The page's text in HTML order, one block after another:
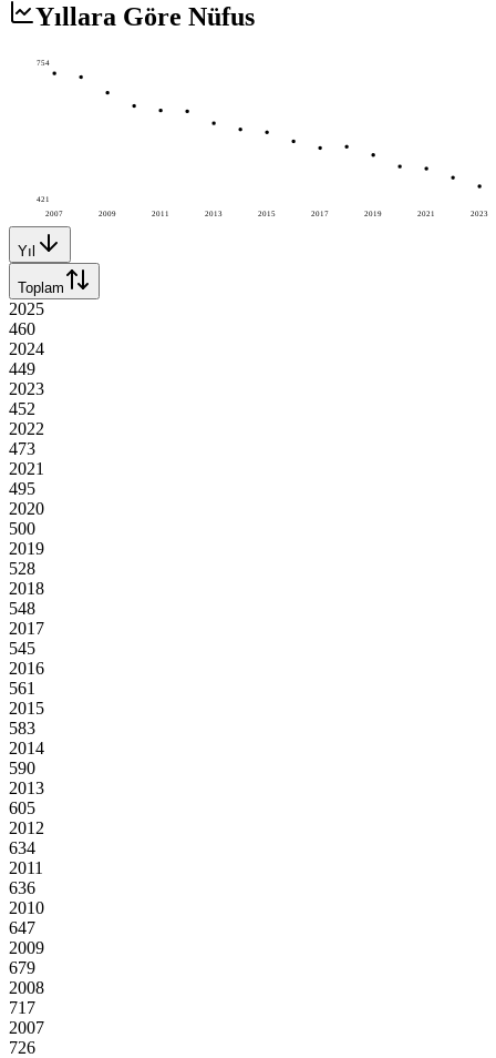
Yıllara Göre Nüfus
2007 2009 2011 2013 2015 2017 2019 2021 2023
754
421
Yıl
Toplam
2025
460
2024
449
2023
452
2022
473
2021
495
2020
500
2019
528
2018
548
2017
545
2016
561
2015
583
2014
590
2013
605
2012
634
2011
636
2010
647
2009
679
2008
717
2007
726